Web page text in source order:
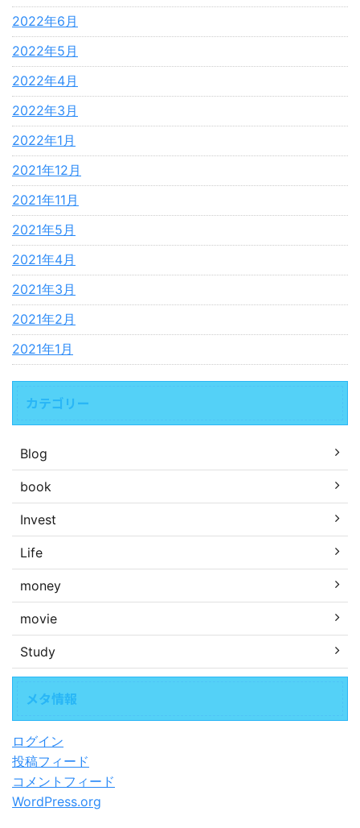
2022年6月
2022年5月
2022年4月
2022年3月
2022年1月
2021年12月
2021年11月
2021年5月
2021年4月
2021年3月
2021年2月
2021年1月
カテゴリー
Blog
book
Invest
Life
money
movie
Study
メタ情報
ログイン
投稿フィード
コメントフィード
WordPress.org